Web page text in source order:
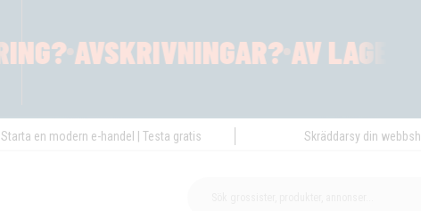
Starta en modern e-handel | Testa gratis Skräddarsy din